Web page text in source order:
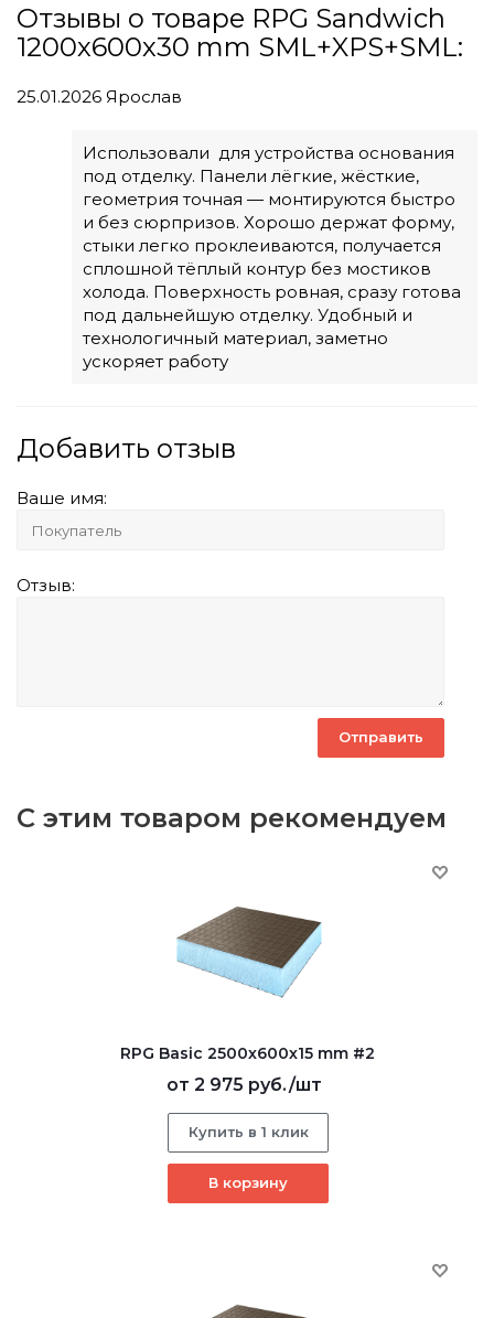
Отзывы о товаре RPG Sandwich
1200х600х30 mm SML+XPS+SML:
25.01.2026 Ярослав
Использовали для устройства основания
под отделку. Панели лёгкие, жёсткие,
геометрия точная — монтируются быстро
и без сюрпризов. Хорошо держат форму,
стыки легко проклеиваются, получается
сплошной тёплый контур без мостиков
холода. Поверхность ровная, сразу готова
под дальнейшую отделку. Удобный и
технологичный материал, заметно
ускоряет работу
Добавить отзыв
Ваше имя:
Отзыв:
С этим товаром рекомендуем
RPG Basic 2500х600х15 mm #2
от 2 975 руб./шт
Купить в 1 клик
В корзину